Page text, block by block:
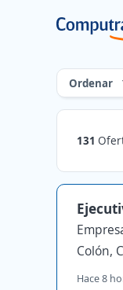
Ordenar
131
Colón,
Hace 8